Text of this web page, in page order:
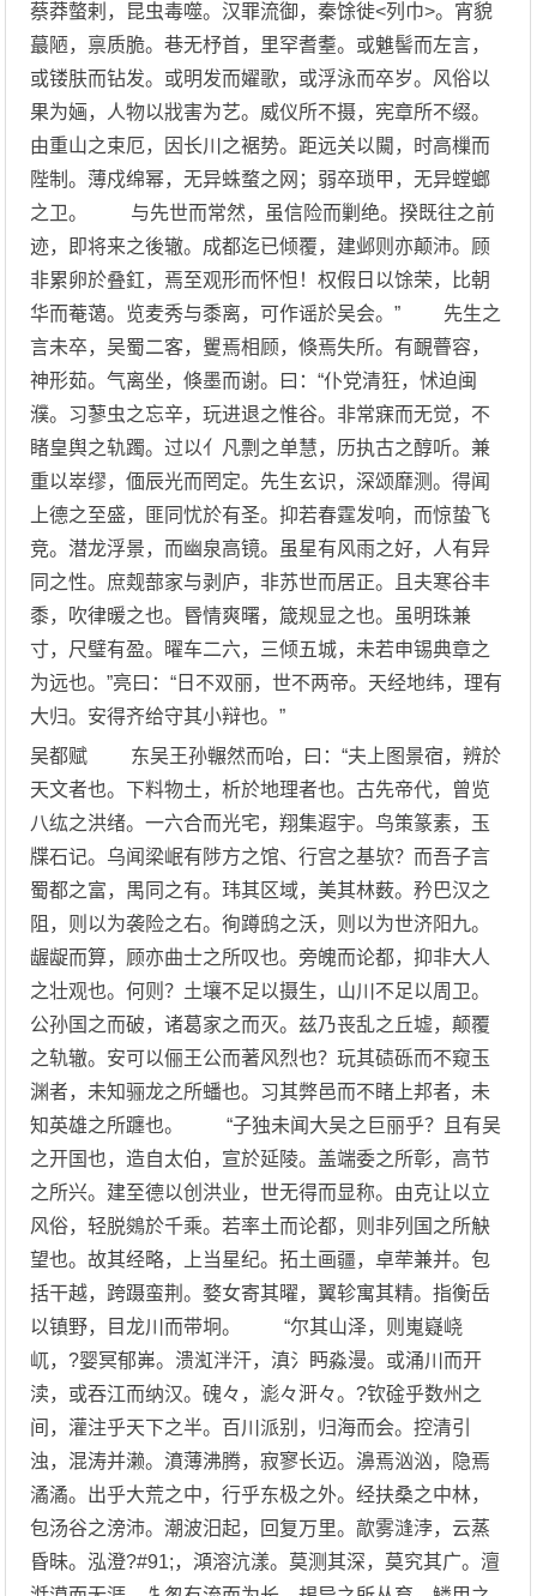
蔡莽螫剌，昆虫毒噬。汉罪流御，秦馀徙<列巾>。宵貌
蕞陋，禀质脆。巷无杼首，里罕耆耋。或魋髻而左言，
或镂肤而钻发。或明发而嬥歌，或浮泳而卒岁。风俗以
果为婳，人物以戕害为艺。威仪所不摄，宪章所不缀。
由重山之束厄，因长川之裾势。距远关以闚，时高樔而
陛制。薄戍绵幂，无异蛛蝥之网；弱卒琐甲，无异螳螂
之卫。 与先世而常然，虽信险而剿绝。揆既往之前
迹，即将来之後辙。成都迄已倾覆，建邺则亦颠沛。顾
非累卵於叠釭，焉至观形而怀怛！权假日以馀荣，比朝
华而菴蔼。览麦秀与黍离，可作谣於吴会。” 先生之
言未卒，吴蜀二客，矍焉相顾，倏焉失所。有靦瞢容，
神形茹。气离坐，倏墨而谢。曰：“仆党清狂，怵迫闽
濮。习蓼虫之忘辛，玩进退之惟谷。非常寐而无觉，不
睹皇舆之轨躅。过以亻凡剽之单慧，历执古之醇听。兼
重以崒缪，偭辰光而罔定。先生玄识，深颂靡测。得闻
上德之至盛，匪同忧於有圣。抑若春霆发响，而惊蛰飞
竞。潜龙浮景，而幽泉高镜。虽星有风雨之好，人有异
同之性。庶觌蔀家与剥庐，非苏世而居正。且夫寒谷丰
黍，吹律暖之也。昬情爽曙，箴规显之也。虽明珠兼
寸，尺璧有盈。曜车二六，三倾五城，未若申锡典章之
为远也。”亮曰：“日不双丽，世不两帝。天经地纬，理有
大归。安得齐给守其小辩也。”
吴都赋 东吴王孙冁然而咍，曰：“夫上图景宿，辨於
天文者也。下料物土，析於地理者也。古先帝代，曾览
八纮之洪绪。一六合而光宅，翔集遐宇。鸟策篆素，玉
牒石记。乌闻梁岷有陟方之馆、行宫之基欤？而吾子言
蜀都之富，禺同之有。玮其区域，美其林薮。矜巴汉之
阻，则以为袭险之右。徇蹲鸱之沃，则以为世济阳九。
龌龊而算，顾亦曲士之所叹也。旁魄而论都，抑非大人
之壮观也。何则？土壤不足以摄生，山川不足以周卫。
公孙国之而破，诸葛家之而灭。兹乃丧乱之丘墟，颠覆
之轨辙。安可以俪王公而著风烈也？玩其碛砾而不窥玉
渊者，未知骊龙之所蟠也。习其弊邑而不睹上邦者，未
知英雄之所躔也。 “子独未闻大吴之巨丽乎？且有吴
之开国也，造自太伯，宣於延陵。盖端委之所彰，高节
之所兴。建至德以创洪业，世无得而显称。由克让以立
风俗，轻脱鵕於千乘。若率土而论都，则非列国之所觖
望也。故其经略，上当星纪。拓土画疆，卓荦兼并。包
括干越，跨蹑蛮荆。婺女寄其曜，翼轸寓其精。指衡岳
以镇野，目龙川而带坰。 “尔其山泽，则嵬嶷峣
屼，?婴冥郁岪。溃渱泮汗，滇氵眄淼漫。或涌川而开
渎，或吞江而纳汉。磈々，滮々涆々。?钦碒乎数州之
间，灌注乎天下之半。百川派别，归海而会。控清引
浊，混涛并濑。濆薄沸腾，寂寥长迈。濞焉汹汹，隐焉
潏潏。出乎大荒之中，行乎东极之外。经扶桑之中林，
包汤谷之滂沛。潮波汨起，回复万里。歊雾漨浡，云蒸
昏昧。泓澄?#91;，澒溶沆漾。莫测其深，莫究其广。澶